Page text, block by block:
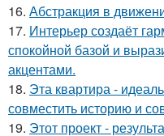
16. Абстракция в
17. Интерьер создаёт
спокойной базой и
акцентами.
18. Эта квартира -
совместить историю и
19. Этот проект -